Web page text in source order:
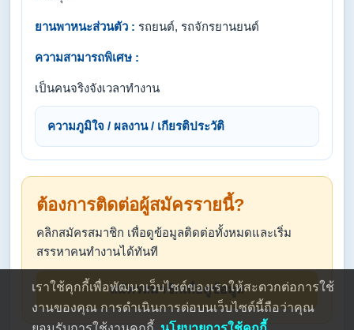
ยานพาหนะส่วนตัว : รถยนต์, รถจักรยานยนต์
ความสามารถพิเศษ :
เป็นคนจริงจังเวลาทำงาน
ความภูมิใจ / ผลงาน / เกียรติประวัติ
ต้องการติดต่อผู้สมัครรายนี้?
คลิกสมัครสมาชิก เพื่อดูข้อมูลติดต่อทั้งหมดและเริ่ม
สรรหาคนทำงานได้ทันที
สมัครสมาชิกเพื่อดูข้อมูล
เราใช้คุกกี้เพื่อพัฒนาเว็บไซต์ของเราให้สะดวกต่อการใช้
งานของคุณ การดำเนินการต่อบนเว็บไซต์นี้ถือว่าคุณ